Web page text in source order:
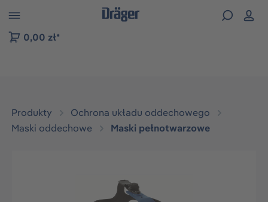
do nawigacji na platformie B2B
0,00 zł*
Produkty
Ochrona układu oddechowego
Maski oddechowe
Maski pełnotwarzowe